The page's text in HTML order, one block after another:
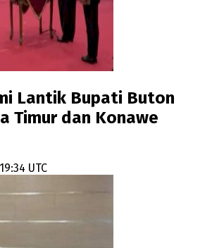
Lantik Bupati Buton
Timur dan Konawe
UTC